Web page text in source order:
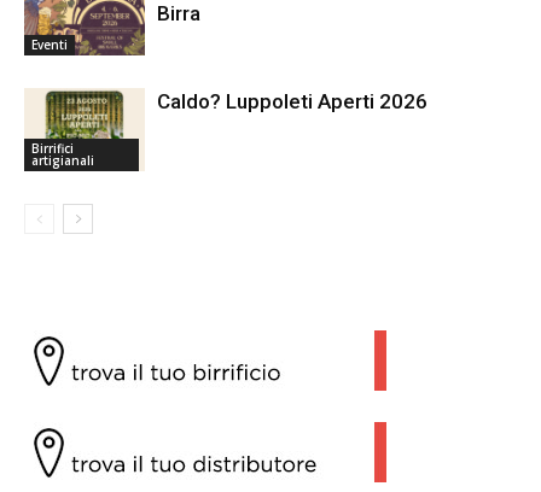
Eventi
Birra
Birrifici
artigianali
Caldo? Luppoleti Aperti 2026